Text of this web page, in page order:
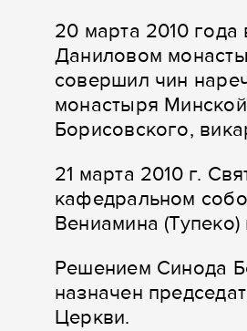
20 марта 2010
Даниловом
совершил чин
монастыря
Борисовского,
21 марта 2010 г.
кафедральном
Вениамина
Решением Синода
назначен
Церкви.